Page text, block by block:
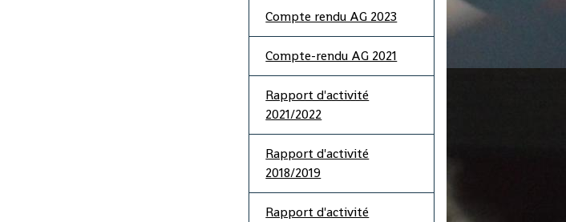
Compte rendu AG 2023
Compte-rendu AG 2021
Rapport d'activité
2021/2022
Rapport d'activité
2018/2019
Rapport d'activité